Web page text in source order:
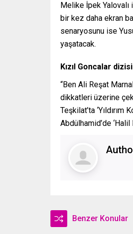
Melike İpek Yalovalı
bir kez daha ekran
senaryosunu ise
yaşatacak.
Kızıl Goncalar
“Ben Ali Reşat
dikkatleri üzerine
Teşkilat’ta
Abdülhamid’de
Benzer Konular